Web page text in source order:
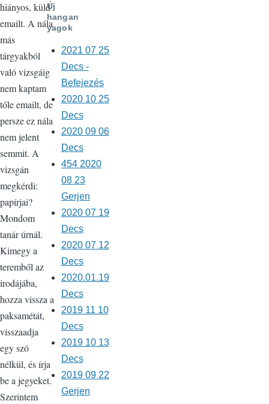
hiányos, küld
emailt. A nála
más
tárgyakból
való vizsgáig
nem kaptam
tőle emailt, de
persze ez nála
nem jelent
semmit. A
vizsgán
megkérdi:
papírjai?
Mondom
tanár úrnál.
Kimegy a
teremből az
irodájába,
hozza vissza a
paksamétát,
visszaadja
egy szó
nélkül, és írja
be a jegyeket.
Szerintem
Új
hangan
yagok
2021 07 25
Decs -
Befejezés
2020 10 25
Decs
2020 09 06
Decs
454 2020
08 23
Gerjen
2020 07 19
Decs
2020 07 12
Decs
2020.01.19
Decs
2019 11 10
Decs
2019 10 13
Decs
2019 09 22
Gerjen